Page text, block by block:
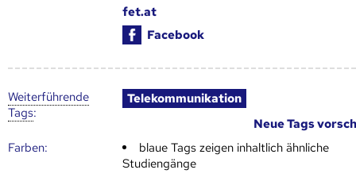
fet.at
Facebook
Weiter­führende
Tags:
Telekommunikation
Neue Tags
Farben:
blaue Tags zeigen inhaltlich ähnliche
Studiengänge